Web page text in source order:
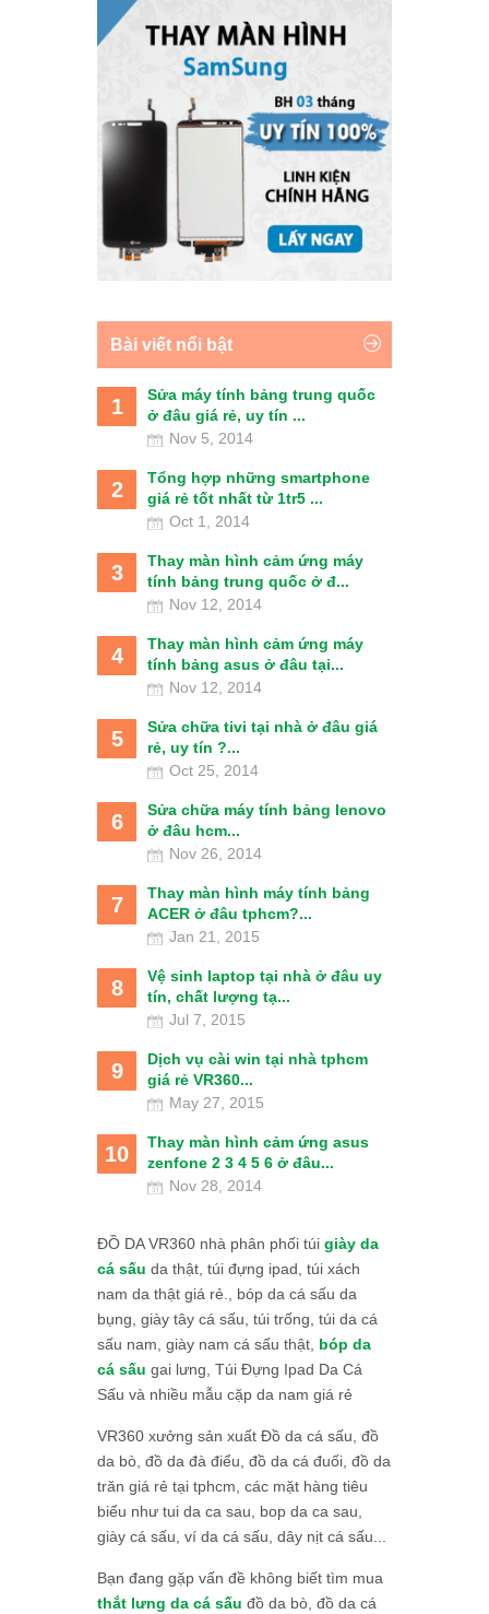
Bài viết nổi bật
1
Sửa máy tính bảng trung quốc
ở đâu giá rẻ, uy tín ...
Nov 5, 2014
2
Tổng hợp những smartphone
giá rẻ tốt nhất từ 1tr5 ...
Oct 1, 2014
3
Thay màn hình cảm ứng máy
tính bảng trung quốc ở đ...
Nov 12, 2014
4
Thay màn hình cảm ứng máy
tính bảng asus ở đâu tại...
Nov 12, 2014
5
Sửa chữa tivi tại nhà ở đâu giá
rẻ, uy tín ?...
Oct 25, 2014
6
Sửa chữa máy tính bảng lenovo
ở đâu hcm...
Nov 26, 2014
7
Thay màn hình máy tính bảng
ACER ở đâu tphcm?...
Jan 21, 2015
8
Vệ sinh laptop tại nhà ở đâu uy
tín, chất lượng tạ...
Jul 7, 2015
9
Dịch vụ cài win tại nhà tphcm
giá rẻ VR360...
May 27, 2015
10
Thay màn hình cảm ứng asus
zenfone 2 3 4 5 6 ở đâu...
Nov 28, 2014
ĐỒ DA VR360 nhà phân phối túi giày da
cá sấu da thật, túi đựng ipad, túi xách
nam da thật giá rẻ., bóp da cá sấu da
bụng, giày tây cá sấu, túi trống, túi da cá
sấu nam, giày nam cá sấu thật, bóp da
cá sấu gai lưng, Túi Đựng Ipad Da Cá
Sấu và nhiều mẫu cặp da nam giá rẻ
VR360 xưởng sản xuất Đồ da cá sấu, đồ
da bò, đồ da đà điểu, đồ da cá đuối, đồ da
trăn giá rẻ tại tphcm, các mặt hàng tiêu
biểu như tui da ca sau, bop da ca sau,
giày cá sấu, ví da cá sấu, dây nịt cá sấu...
Bạn đang gặp vấn đề không biết tìm mua
thắt lưng da cá sấu đồ da bò, đồ da cá